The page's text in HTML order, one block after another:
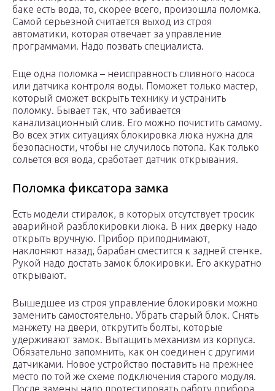
баке есть вода, то, скорее всего, произошла поломка.
Самой серьезной считается выход из строя
автоматики, которая отвечает за управление
программами. Надо позвать специалиста.
Еще одна поломка – неисправность сливного насоса
или датчика контроля воды. Поможет только мастер,
который сможет вскрыть технику и устранить
поломку. Бывает так, что забивается
канализационный слив. Его можно почистить самому.
Во всех этих ситуациях блокировка люка нужна для
безопасности, чтобы не случилось потопа. Как только
сольется вся вода, сработает датчик открывания.
Поломка фиксатора замка
Есть модели стиралок, в которых отсутствует тросик
аварийной разблокировки люка. В них дверку надо
открыть вручную. Прибор приподнимают,
наклоняют назад, барабан сместится к задней стенке.
Рукой надо достать замок блокировки. Его аккуратно
открывают.
Вышедшее из строя управление блокировки можно
заменить самостоятельно. Убрать старый блок. Снять
манжету на двери, открутить болты, которые
удерживают замок. Вытащить механизм из корпуса.
Обязательно запомнить, как он соединен с другими
датчиками. Новое устройство поставить на прежнее
место по той же схеме подключения старого модуля.
После замены надо протестировать работу прибора.